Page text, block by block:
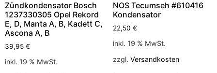
Zündkondensator Bosch
1237330305 Opel Rekord
E, D, Manta A, B, Kadett C,
Ascona A, B
39,95 €
inkl. 19 % MwSt.
NOS Tecumseh #610416
Kondensator
22,50 €
inkl. 19 % MwSt.
zzgl. Versandkosten